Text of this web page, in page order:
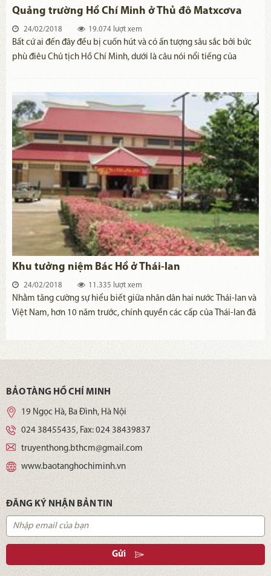
Quảng trường Hồ Chí Minh ở Thủ đô Matxcơva
24/02/2018 19.074 lượt xem
Bất cứ ai đến đây đều bị cuốn hút và có ấn tượng sâu sắc bởi bức
phù điêu Chủ tịch Hồ Chí Minh, dưới là câu nói nổi tiếng của
Khu tưởng niệm Bác Hồ ở Thái-lan
24/02/2018 11.335 lượt xem
Nhằm tăng cường sự hiểu biết giữa nhân dân hai nước Thái-lan và
Việt Nam, hơn 10 năm trước, chính quyền các cấp của Thái-lan đã
Chủ tịch Hồ Chí Minh tại chính nơi Người đã ở và hoạt động, làm
hai nước
BẢO TÀNG HỒ CHÍ MINH
19 Ngọc Hà, Ba Đình, Hà Nội
024 38455435, Fax: 024 38439837
truyenthong.bthcm@gmail.com
www.baotanghochiminh.vn
ĐĂNG KÝ NHẬN BẢN TIN
Gửi